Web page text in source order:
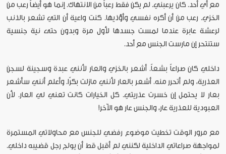
مع أي أحد. كان يرعبني. لم يكن فقط رعباً من الانتهاك. إنما هو أيضاً رعب من
الخزي. رعب من أن أكره نفسي وأؤذيها. كنت واعية أن التي تشعر بالذنب
لرعشة عابرة عندما لمست جسدها لأول مرة وبدون حتى نية جنسية
ستنتحر إن مارست الجنس مع أحد.
داخلي كان صراعاً بشعاً. أشعر بالخزي والعار لأنني عبدة وسجينة لسجن
العذرية، ولم أتحرر منه. أشعر بالعار لأنني مازلت بكرًا. وأعلم أنني سأشعر
بعار لا يحتمل إن خسرت عذريتي. كل الخيارات كانت تعني لي العار. لأن
العبودية للعذرية عار، والجنس عار هو الآخر!
مع مرور الوقت تخطيت موضوع رفضي للجنس مع محاولاتي المستمرة
لمواجهة صراعاتي الداخلية لكنني لم أقبل قط أن يولج رجل قضيبه داخلي.